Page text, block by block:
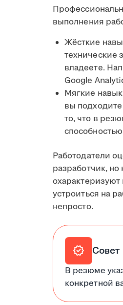
выполнения
Жёсткие
технические
владеете.
Google
Мягкие
вы
то, что в
Работодатели
разработчик, но
устроиться на
непросто.
verified Совет
В резюме
конкретной